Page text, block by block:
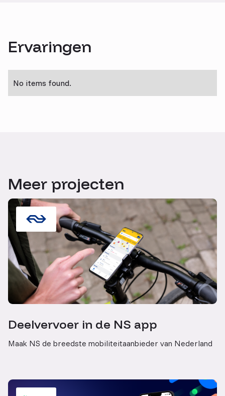
Ervaringen
No items found.
Meer projecten
Deelvervoer in de NS app
Maak NS de breedste mobiliteitaanbieder van Nederland